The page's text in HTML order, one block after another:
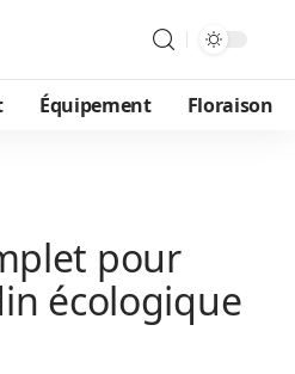
Équipement Floraison
pour
écologique